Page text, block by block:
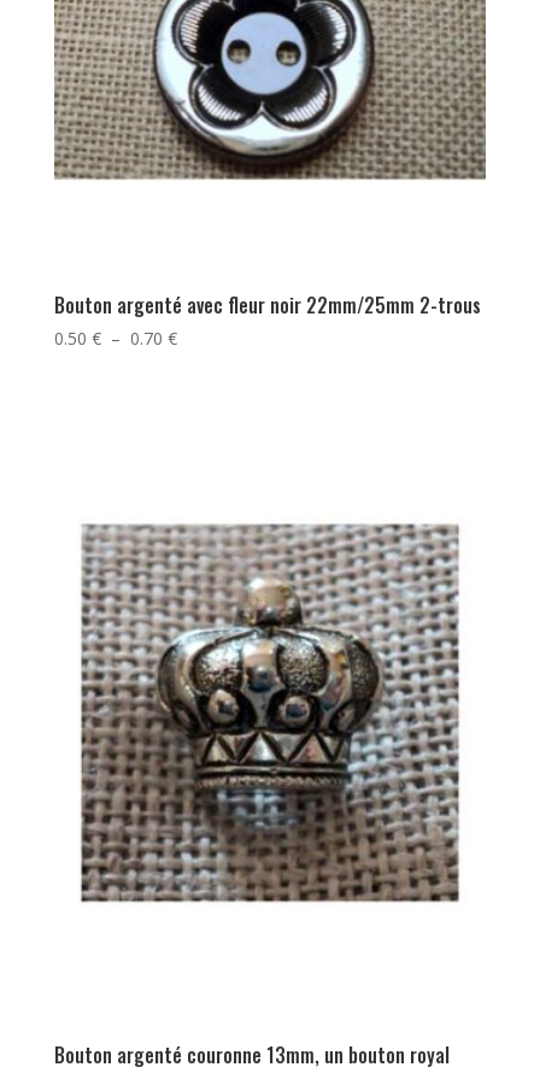
Bouton argenté avec fleur noir 22mm/25mm 2-trous
0.50 € – 0.70 €Plage
Bouton argenté couronne 13mm, un bouton royal